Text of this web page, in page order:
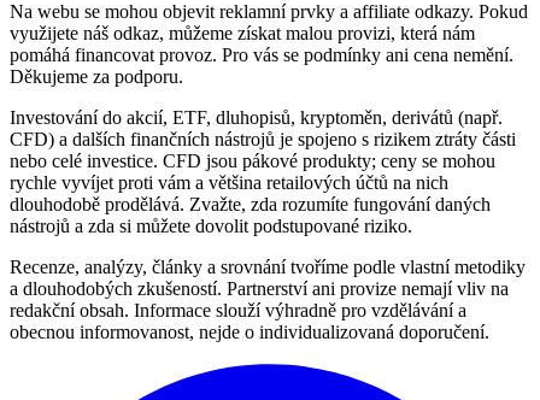
Na webu se mohou objevit reklamní prvky a affiliate odkazy. Pokud
využijete náš odkaz, můžeme získat malou provizi, která nám
pomáhá financovat provoz. Pro vás se podmínky ani cena nemění.
Děkujeme za podporu.
Investování do akcií, ETF, dluhopisů, kryptoměn, derivátů (např.
CFD) a dalších finančních nástrojů je spojeno s rizikem ztráty části
nebo celé investice. CFD jsou pákové produkty; ceny se mohou
rychle vyvíjet proti vám a většina retailových účtů na nich
dlouhodobě prodělává. Zvažte, zda rozumíte fungování daných
nástrojů a zda si můžete dovolit podstupované riziko.
Recenze, analýzy, články a srovnání tvoříme podle vlastní metodiky
a dlouhodobých zkušeností. Partnerství ani provize nemají vliv na
redakční obsah. Informace slouží výhradně pro vzdělávání a
obecnou informovanost, nejde o individualizovaná doporučení.